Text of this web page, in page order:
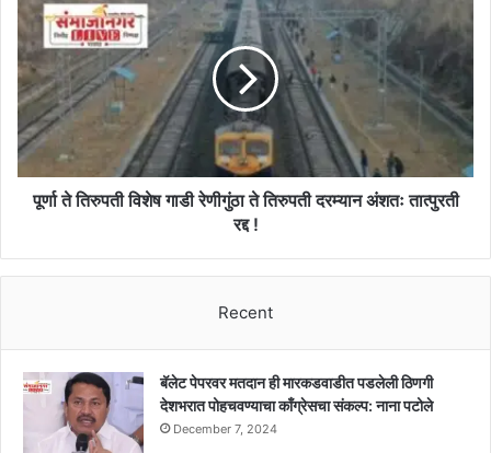
शुन्य
पटसंख्येच्या
शाळा
बंद
करा,
शिक्षकांची
हजेरी
पगार
घेतला
ते
तिरुपती
विशेष
गाडी
रेणीगुंठा
ते
तिरुपती
दरम्यान
अंशतः
पूर्णा ते तिरुपती विशेष गाडी रेणीगुंठा ते तिरुपती दरम्यान अंशतः तात्पुरती
रद्द !
Recent
बॅलेट पेपरवर मतदान ही मारकडवाडीत पडलेली ठिणगी
देशभरात पोहचवण्याचा काँग्रेसचा संकल्प: नाना पटोले
December 7, 2024